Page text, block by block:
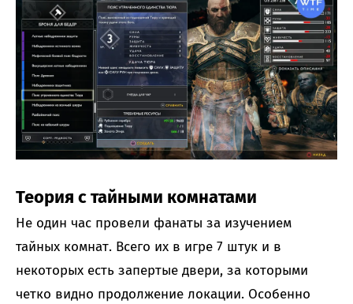
Теория с тайными комнатами
Не один час провели фанаты за изучением
тайных комнат. Всего их в игре 7 штук и в
некоторых есть запертые двери, за которыми
четко видно продолжение локации. Особенно